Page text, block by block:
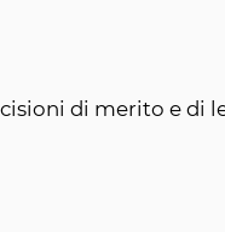
di merito e di